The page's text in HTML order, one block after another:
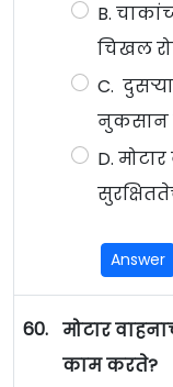
B.
चिखल
C.
नुकसान
D.
Answer
60. मोटार
काम करते?